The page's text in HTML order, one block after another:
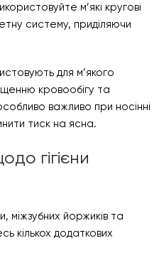
м’які кругові
систему, приділяючи
для м’якого
кровообігу та
важливо при носінні
тиск на ясна.
гігієни
міжзубних йоржиків та
кількох додаткових